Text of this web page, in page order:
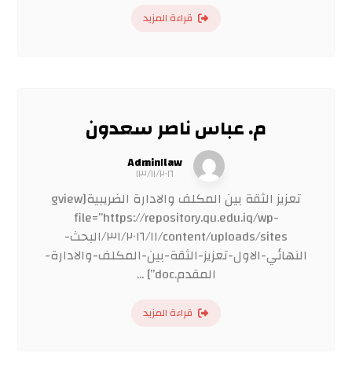
قراءة المزيد
م. عباس ناصر سعدون
Admin١law
١٣/١١/٢٠١٦
تعزيز الثقة بين المكلف والادارة الضريبية[gview
file=”https://repository.qu.edu.iq/wp-
content/uploads/sites/٣١/٢٠١٦/١١/البحث-
النهائي-الاول-تعزيز-الثقة-بين-المكلف-والادارة-
المقدم.doc”] ...
قراءة المزيد